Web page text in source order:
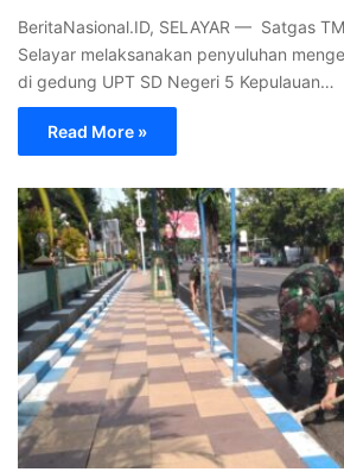
BeritaNasional.ID, SELAYAR — Satgas
Selayar melaksanakan penyuluhan
di gedung UPT SD Negeri 5 Kepulauan…
Read More »